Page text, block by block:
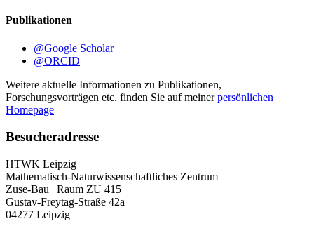
Publikationen
@Google Scholar
@ORCID
Weitere aktuelle Informationen zu Publikationen,
Forschungsvorträgen etc. finden Sie auf meinerpersönlichen
Homepage
Besucheradresse
HTWK Leipzig
Mathematisch-Naturwissenschaftliches Zentrum
Zuse-Bau | Raum ZU 415
Gustav-Freytag-Straße 42a
04277 Leipzig